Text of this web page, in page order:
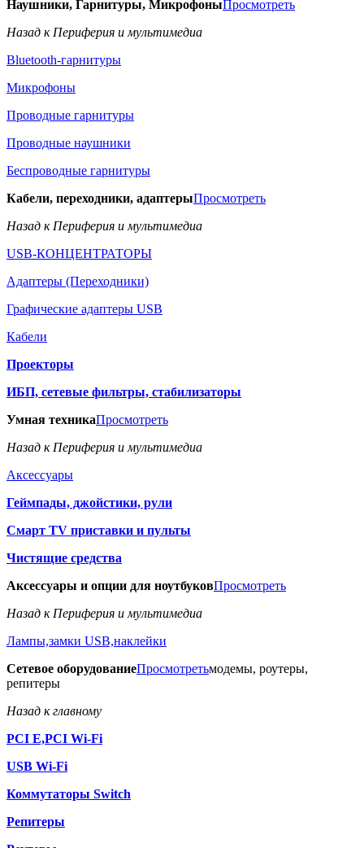
Наушники, Гарнитуры, МикрофоныПросмотреть
Назад к Периферия и мультимедиа
Bluetooth-гарнитуры
Микрофоны
Проводные гарнитуры
Проводные наушники
Беспроводные гарнитуры
Кабели, переходники, адаптерыПросмотреть
Назад к Периферия и мультимедиа
USB-КОНЦЕНТРАТОРЫ
Адаптеры (Переходники)
Графические адаптеры USB
Кабели
Проекторы
ИБП, сетевые фильтры, стабилизаторы
Умная техникаПросмотреть
Назад к Периферия и мультимедиа
Аксессуары
Геймпады, джойстики, рули
Смарт TV приставки и пульты
Чистящие средства
Аксессуары и опции для ноутбуковПросмотреть
Назад к Периферия и мультимедиа
Лампы,замки USB,наклейки
Сетевое оборудованиеПросмотретьмодемы, роутеры,
репитеры
Назад к главному
PCI E,PCI Wi-Fi
USB Wi-Fi
Коммутаторы Switch
Репитеры